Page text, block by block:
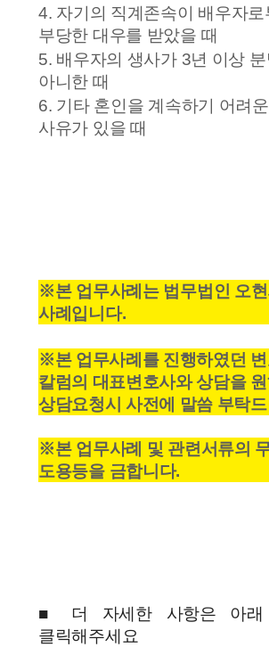
4. 자기의 직계존속이 배우자로
부당한 대우를 받았을 때
5. 배우자의 생사가 3년 이상 분
아니한 때
6. 기타 혼인을 계속하기 어려
사유가 있을 때
※본 업무사례는 법무법인 오
사례입니다.
※본 업무사례를 진행하였던
칼럼의 대표변호사와 상담을
상담요청시 사전에 말씀 부탁
※본 업무사례 및 관련서류의
도용등을 금합니다.
■ 더 자세한 사항은 아래
클릭해주세요